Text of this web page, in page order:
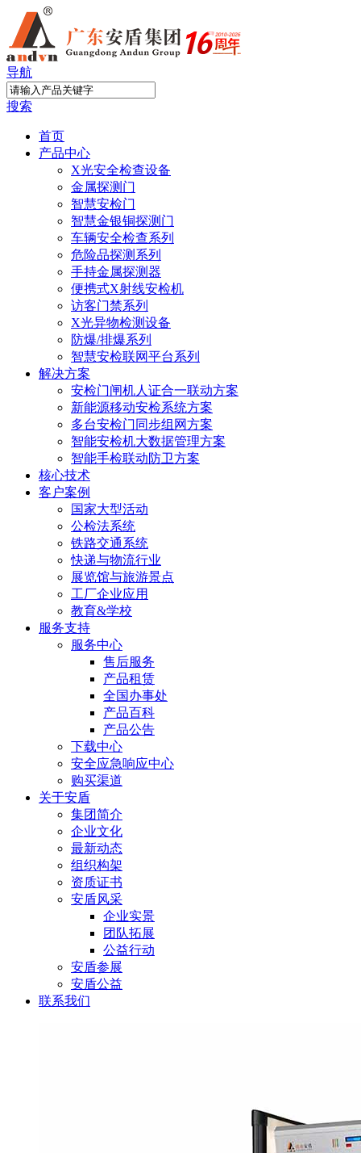
导航
搜索
首页
产品中心
X光安全检查设备
金属探测门
智慧安检门
智慧金银铜探测门
车辆安全检查系列
危险品探测系列
手持金属探测器
便携式X射线安检机
访客门禁系列
X光异物检测设备
防爆/排爆系列
智慧安检联网平台系列
解决方案
安检门闸机人证合一联动方案
新能源移动安检系统方案
多台安检门同步组网方案
智能安检机大数据管理方案
智能手检联动防卫方案
核心技术
客户案例
国家大型活动
公检法系统
铁路交通系统
快递与物流行业
展览馆与旅游景点
工厂企业应用
教育&学校
服务支持
服务中心
售后服务
产品租赁
全国办事处
产品百科
产品公告
下载中心
安全应急响应中心
购买渠道
关于安盾
集团简介
企业文化
最新动态
组织构架
资质证书
安盾风采
企业实景
团队拓展
公益行动
安盾参展
安盾公益
联系我们